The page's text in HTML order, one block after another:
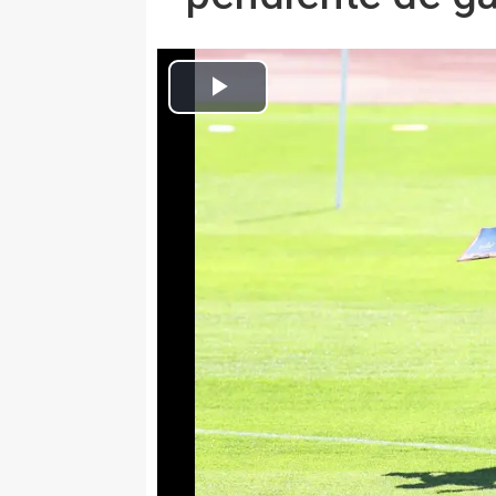
Europa Press Fútbol
Actualizado: miércoles, 3 junio 2026 15:14
LAS ROZAS (MADRID), 3
El seleccionador nacional
que tanto su selección como
2008 y 2012 son "muy buenas"
la convivencia, la ilusión y el
gran momento, le falta todavía
Mundial, mientras que no
sea "un bolo de verano" sino
15 de junio.